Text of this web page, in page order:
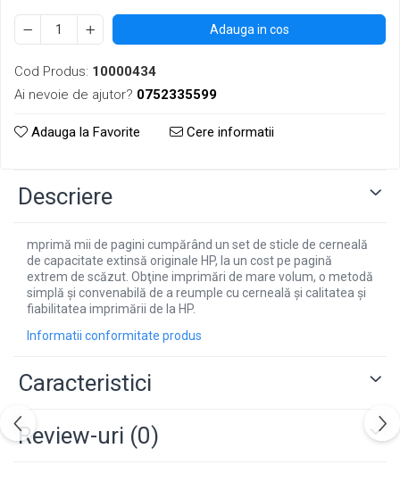
Adauga in cos
Cod Produs: 10000434
Ai nevoie de ajutor? 0752335599
Adauga la Favorite Cere informatii
Descriere
mprimă mii de pagini cumpărând un set de sticle de cerneală
de capacitate extinsă originale HP, la un cost pe pagină
extrem de scăzut. Obţine imprimări de mare volum, o metodă
simplă şi convenabilă de a reumple cu cerneală şi calitatea şi
fiabilitatea imprimării de la HP.
Informatii conformitate produs
Caracteristici
Review-uri (0)